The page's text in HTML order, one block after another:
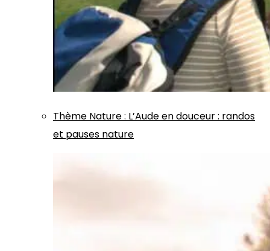
Thème Nature: L’Aude en douceur : randos
et pauses nature